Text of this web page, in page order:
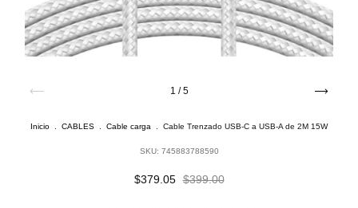
1 /5
Inicio CABLES Cable carga Cable Trenzado USB-C a USB-A de 2M 15W
SKU: 745883788590
$379.05 $399.00